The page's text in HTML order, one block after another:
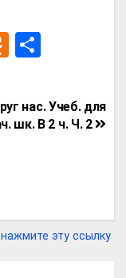
O
n
o
ni
ki
п
р
т
ь
нас. Учеб. для
шк. В 2 ч. Ч. 2
эту ссылку